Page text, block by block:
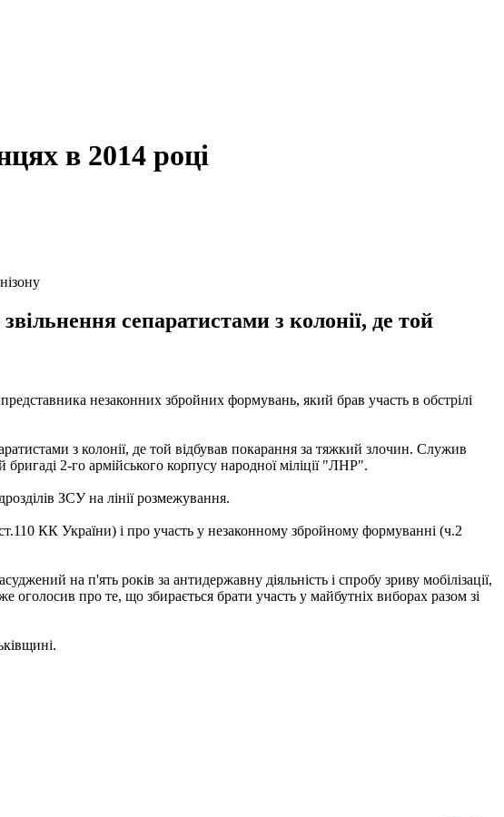
в 2014 році
сепаратистами з колонії, де той
незаконних збройних формувань, який брав участь в обстрілі
з колонії, де той відбував покарання за тяжкий злочин. Служив
бригаді 2-го армійського корпусу народної міліції "ЛНР".
ЗСУ на лінії розмежування.
КК України) і про участь у незаконному збройному формуванні (ч.2
на п'ять років за антидержавну діяльність і спробу зриву мобілізації,
про те, що збирається брати участь у майбутніх виборах разом зі